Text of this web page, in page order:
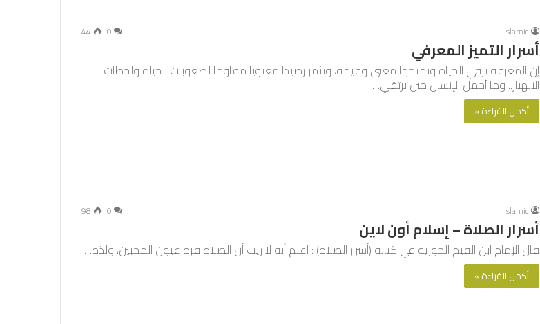
islamic
0
44
أسرار التميز المعرفي
إن المعرفة ترقي الحياة وتمنحها معنى وقيمة، وتثمر رصيدا معنويا مقاوما لصعوبات الحياة ولحظات
الانهيار.. وما أجمل الإنسان حين يرتقي…
أكمل القراءة »
islamic
0
98
أسرار الصلاة – إسلام أون لاين
قال الإمام ابن القيم الجوزية في كتابه (أسرار الصلاة) : اعلم أنه لا ريب أن الصلاة قرة عيون المحبين، ولذة…
أكمل القراءة »